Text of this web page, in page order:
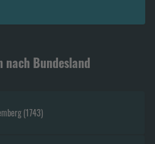
nach Bundesland
(1743)